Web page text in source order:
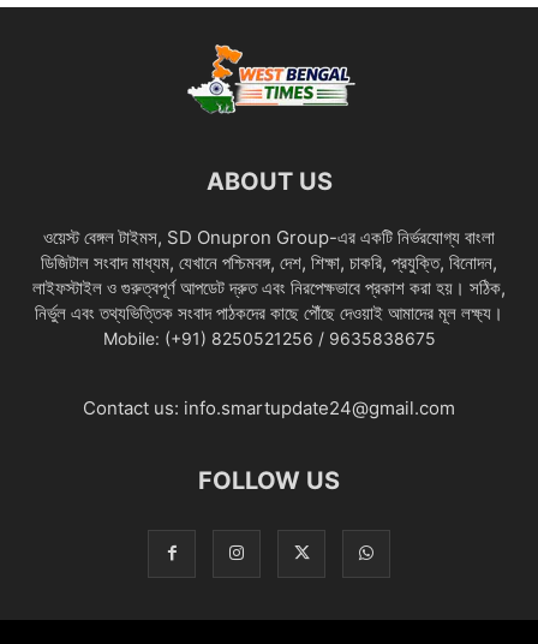
ABOUT US
ওয়েস্ট বেঙ্গল টাইমস, SD Onupron Group-এর একটি নির্ভরযোগ্য বাংলা
ডিজিটাল সংবাদ মাধ্যম, যেখানে পশ্চিমবঙ্গ, দেশ, শিক্ষা, চাকরি, প্রযুক্তি, বিনোদন,
লাইফস্টাইল ও গুরুত্বপূর্ণ আপডেট দ্রুত এবং নিরপেক্ষভাবে প্রকাশ করা হয়। সঠিক,
নির্ভুল এবং তথ্যভিত্তিক সংবাদ পাঠকদের কাছে পৌঁছে দেওয়াই আমাদের মূল লক্ষ্য।
Mobile: (+91) 8250521256 / 9635838675
Contact us: info.smartupdate24@gmail.com
FOLLOW US